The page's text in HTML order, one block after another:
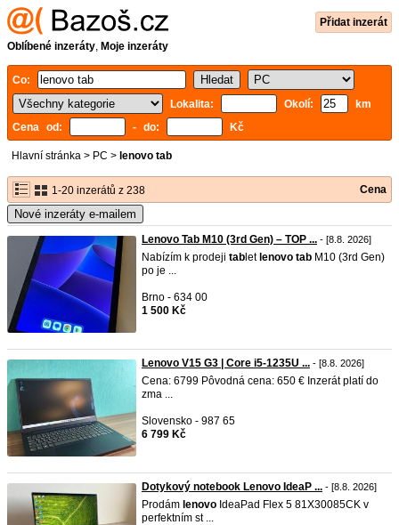
Přidat inzerát
Oblíbené inzeráty, Moje inzeráty
Co:
Lokalita:
Okolí:
km
Cena od:
- do: Kč
Hlavní stránka > PC > lenovo tab
1-20 inzerátů z 238 Cena
Nové inzeráty e-mailem
Lenovo Tab M10 (3rd Gen) – TOP ... - [8.8. 2026]
Nabízím k prodeji tab let lenovo tab M10 (3rd Gen)
po je ...
Brno - 634 00
1 500 Kč
Lenovo V15 G3 | Core i5-1235U ... - [8.8. 2026]
Cena: 6799 Pôvodná cena: 650 € Inzerát platí do
zma ...
Slovensko - 987 65
6 799 Kč
Dotykový notebook Lenovo IdeaP ... - [8.8. 2026]
Prodám lenovo IdeaPad Flex 5 81X30085CK v
perfektním st ...